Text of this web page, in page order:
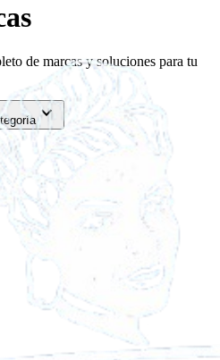
de marcas y soluciones para tu
expand_more